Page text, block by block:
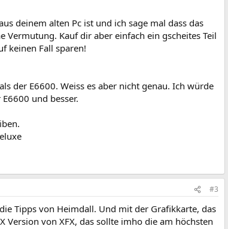
deinem alten Pc ist und ich sage mal dass das
Kauf dir aber einfach ein gscheites Teil
keinen Fall sparen!
der E6600. Weiss es aber nicht genau. Ich würde
und besser.
#3
Tipps von Heimdall. Und mit der Grafikkarte, das
Version von XFX, das sollte imho die am höchsten